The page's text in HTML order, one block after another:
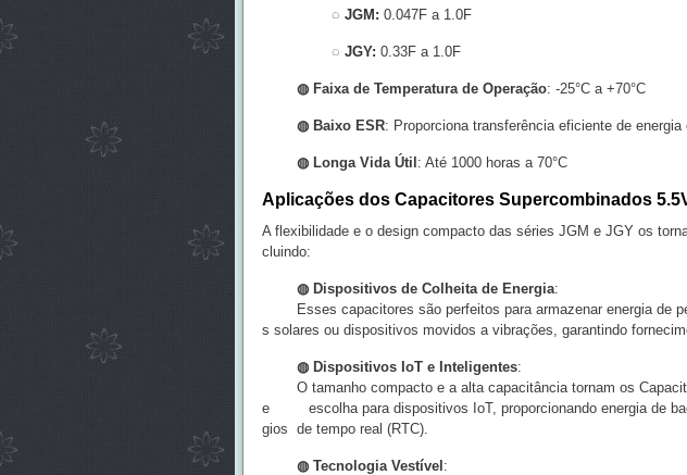
◌ JGM: 0.047F a 1.0F
◌ JGY: 0.33F a 1.0F
◍ Faixa de Temperatura de Operação: -25°C a +70°C
◍ Baixo ESR: Proporciona transferência eficiente de energia
◍ Longa Vida Útil : Até 1000 horas a 70°C
Aplicações dos Capacitores Supercombinados
A flexibilidade e o design compacto das séries JGM e JGY os
cluindo:
◍ Dispositivos de Colheita de Energia:
Esses capacitores são perfeitos para armazenar energia de
s solares ou dispositivos movidos a vibrações, garantindo
◍ Dispositivos IoT e Inteligentes:
O tamanho compacto e a alta capacitância tornam os
e escolha para dispositivos IoT, proporcionando energia de
gios de tempo real (RTC).
◍ Tecnologia Vestível :